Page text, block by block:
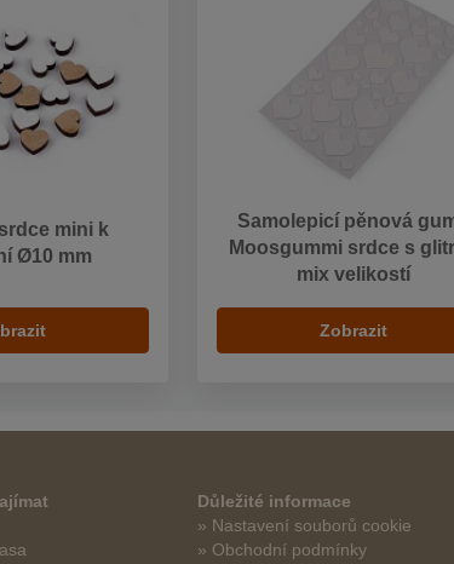
mini k
Ø10 mm
Samolepicí pěnová
Moosgummi srdce s
mix velikostí
Zobrazit
Důležité informace
» Nastavení souborů cookie
» Obchodní podmínky